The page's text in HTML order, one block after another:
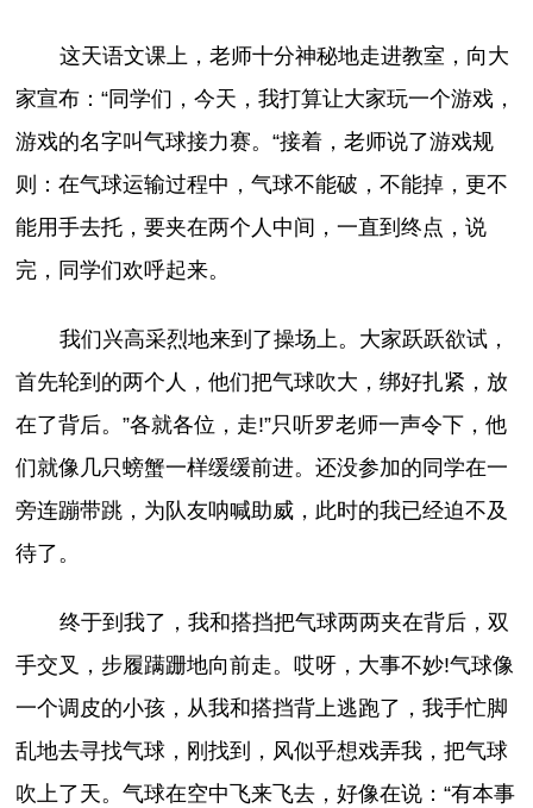
这天语文课上，老师十分神秘地走进教室，向大
家宣布：“同学们，今天，我打算让大家玩一个游戏，
游戏的名字叫气球接力赛。“接着，老师说了游戏规
则：在气球运输过程中，气球不能破，不能掉，更不
能用手去托，要夹在两个人中间，一直到终点，说
完，同学们欢呼起来。
我们兴高采烈地来到了操场上。大家跃跃欲试，
首先轮到的两个人，他们把气球吹大，绑好扎紧，放
在了背后。”各就各位，走!”只听罗老师一声令下，他
们就像几只螃蟹一样缓缓前进。还没参加的同学在一
旁连蹦带跳，为队友呐喊助威，此时的我已经迫不及
待了。
终于到我了，我和搭挡把气球两两夹在背后，双
手交叉，步履蹒跚地向前走。哎呀，大事不妙!气球像
一个调皮的小孩，从我和搭挡背上逃跑了，我手忙脚
乱地去寻找气球，刚找到，风似乎想戏弄我，把气球
吹上了天。气球在空中飞来飞去，好像在说：“有本事